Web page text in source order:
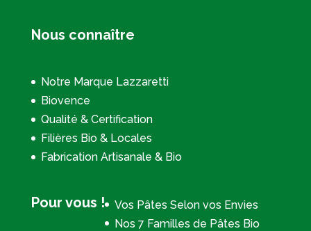
Nous connaître
Notre Marque Lazzaretti
Biovence
Qualité & Certification
Filières Bio & Locales
Fabrication Artisanale & Bio
Pour vous !
Vos Pâtes Selon vos Envies
Nos 7 Familles de Pâtes Bio